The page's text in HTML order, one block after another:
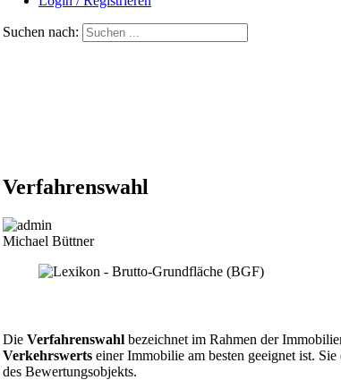
Suchen nach:
Verfahrenswahl
Michael Büttner
Die Verfahrenswahl bezeichnet im Rahmen der
Verkehrswerts einer Immobilie am besten geeignet ist.
des Bewertungsobjekts.